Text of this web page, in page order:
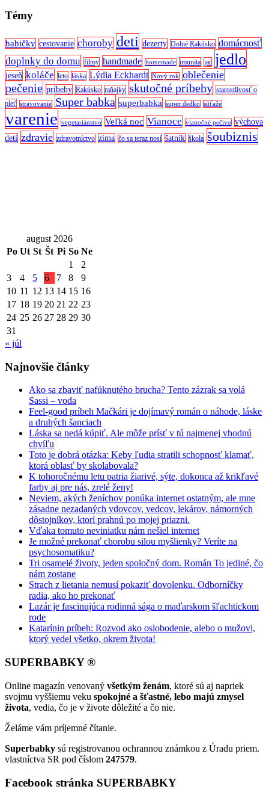
Témy
babičky cestovanie choroby deti dezerty Dolné Rakúsko domácnosť
doplnky do domu filmy handmade homemade imunita jar jedlo
jeseň koláče leto láska Lýdia Eckhardt Nový rok oblečenie
pečenie príbehy Rakúsko raňajky skutočné príbehy starostlivosť o
pleť stravovanie Super babka superbabka super dedko súťaže
varenie vegetariánstvo Veľká noc Vianoce vianočné pečivo
výchova
detí zdravie zdravotníctvo zima čo sa teraz nosí šatník škola šoubiznis
august 2026
Po Ut St Št Pi So Ne
1
2
3
4 5 6 7 8
9
10 11 12 13 14 15 16
17 18 19 20 21 22 23
24 25 26 27 28 29 30
31
« júl
Najnovšie články
Ako sa zbaviť nafúknutého brucha? Tento zázrak sa volá
Sassi – voda
Feel-good príbeh Mačkári je dojímavý román o náhode, láske
a druhých šanciach
Láska sa nedá kúpiť. Ale môže prísť v tú najmenej vhodnú
chvíľu
Toto je dobrá otázka: Keby ľudia stratili schopnosť klamať,
ktorá oblasť by skolabovala?
K tohoročnému letu patria žiarivé, sýte, dokonca až krikľavé
farby aj pre nás, zrelé ženy!
Neviem, akých ženíchov ponúka internet ostatným, ale mne
zásadne nezadaných vdovcov, vedcov, lekárov, námorných
dôstojníkov, ktorí prahnú po mojej priazni.
Vďaka tomuto neviniatku nám nešiel internet
Je možné prekonať chorobu silou myšlienky? Veríte na
psychosomatiku?
Tri osamelé životy, jeden spoločný dom. Román To jediné, čo
nám zostane
Strach z lietania nemusí pokaziť dovolenku. Odborníčky
radia, ako ho prekonať
Lazár je fascinujúca rodinná sága o maďarskom šľachtickom
rode
Katarínin príbeh: Rozvod ako oslobodenie, alebo o mužovi,
ktorý vedel všetko, okrem života!
SUPERBABKY ®
Online magazín venovaný všetkým ženám, ktoré sú aj napriek
svojmu vyššiemu veku spokojné a šťastné, lebo majú zmysel
života, vedia, čo je v živote dôležité a čo nie.
Želáme vám príjemné čítanie.
Superbabky sú registrovanou ochrannou známkou z Úradu priem.
vlastníctva SR pod číslom 247579.
Facebook stránka SUPERBABKY